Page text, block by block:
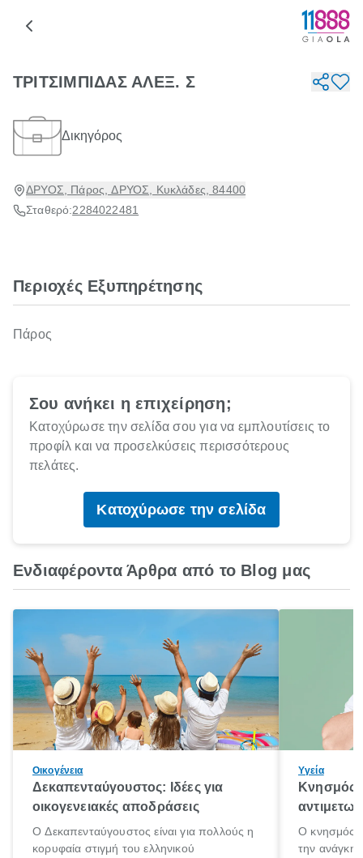
ΤΡΙΤΣΙΜΠΙΔΑΣ ΑΛΕΞ. Σ
Δικηγόρος
ΔΡΥΟΣ, Πάρος, ΔΡΥΟΣ, Κυκλάδες, 84400
Σταθερό:2284022481
Περιοχές Εξυπηρέτησης
Πάρος
Σου ανήκει η επιχείρηση;
Κατοχύρωσε την σελίδα σου για να εμπλουτίσεις το
προφίλ και να προσελκύσεις περισσότερους
πελάτες.
Κατοχύρωσε την σελίδα
Ενδιαφέροντα Άρθρα από το Blog μας
Οικογένεια
Δεκαπενταύγουστος: Ιδέες για
οικογενειακές αποδράσεις
Ο Δεκαπενταύγουστος είναι για πολλούς η
κορυφαία στιγμή του ελληνικού
Υγεία
Κνησμός:
Ο κνησμός
την ανάγκη